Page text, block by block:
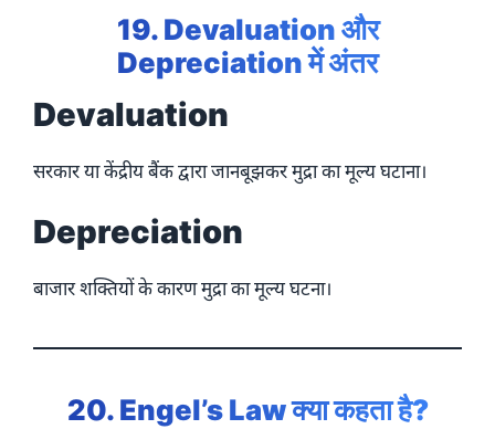
19. Devaluation और
Depreciation में अंतर
Devaluation
सरकार या केंद्रीय बैंक द्वारा जानबूझकर मुद्रा का मूल्य घटाना।
Depreciation
बाजार शक्तियों के कारण मुद्रा का मूल्य घटना।
20. Engel’s Law क्या कहता है?